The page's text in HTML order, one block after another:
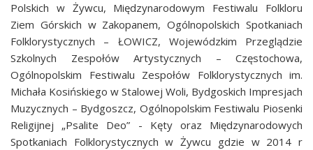
Polskich w Żywcu, Międzynarodowym Festiwalu Folkloru
Ziem Górskich w Zakopanem, Ogólnopolskich Spotkaniach
Folklorystycznych – ŁOWICZ, Wojewódzkim Przeglądzie
Szkolnych Zespołów Artystycznych – Częstochowa,
Ogólnopolskim Festiwalu Zespołów Folklorystycznych im.
Michała Kosińskiego w Stalowej Woli, Bydgoskich Impresjach
Muzycznych – Bydgoszcz, Ogólnopolskim Festiwalu Piosenki
Religijnej „Psalite Deo” - Kęty oraz Międzynarodowych
Spotkaniach Folklorystycznych w Żywcu gdzie w 2014 r